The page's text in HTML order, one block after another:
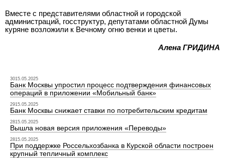
Вместе с представителями областной и городской
администраций, госструктур, депутатами областной Думы
куряне возложили к Вечному огню венки и цветы.
Алена ГРИДИНА
3015.05.2025
Банк Москвы упростил процесс подтверждения финансовых
операций в приложении «Мобильный банк»
2915.05.2025
Банк Москвы снижает ставки по потребительским кредитам
2815.05.2025
Вышла новая версия приложения «Переводы»
2815.05.2025
При поддержке Россельхозбанка в Курской области построен
крупный тепличный комплекс